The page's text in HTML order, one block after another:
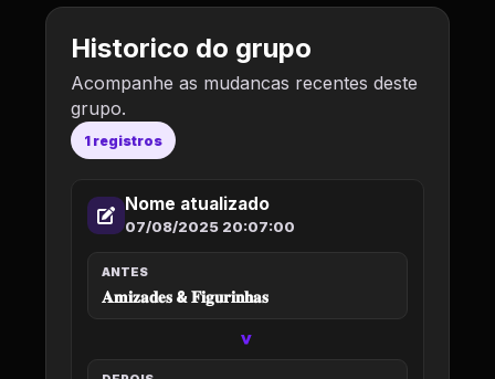
Historico do grupo
Acompanhe as mudancas recentes deste
grupo.
1 registros
Nome atualizado
07/08/2025 20:07:00
ANTES
𝐀𝐦𝐢𝐳𝐚𝐝𝐞𝐬 & 𝐅𝐢𝐠𝐮𝐫𝐢𝐧𝐡𝐚𝐬
>